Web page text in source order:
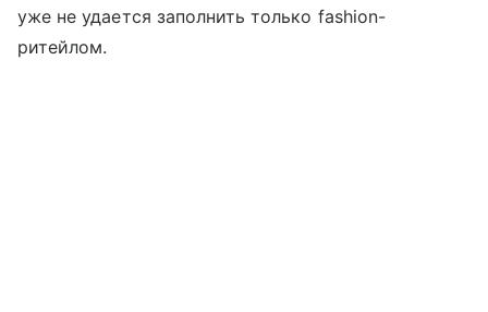
уже не удается заполнить только fashion-
ритейлом.